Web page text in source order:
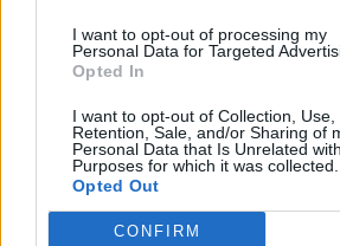
I want to opt-out of processing my
Personal Data for Targeted
Opted In
I want to opt-out of Collection, Use,
Retention, Sale, and/or Sharing of
Personal Data that Is Unrelated
Purposes for which it was collected.
Opted Out
CONFIRM
Credaro (98)
Cusio (1)
Dalmine (397)